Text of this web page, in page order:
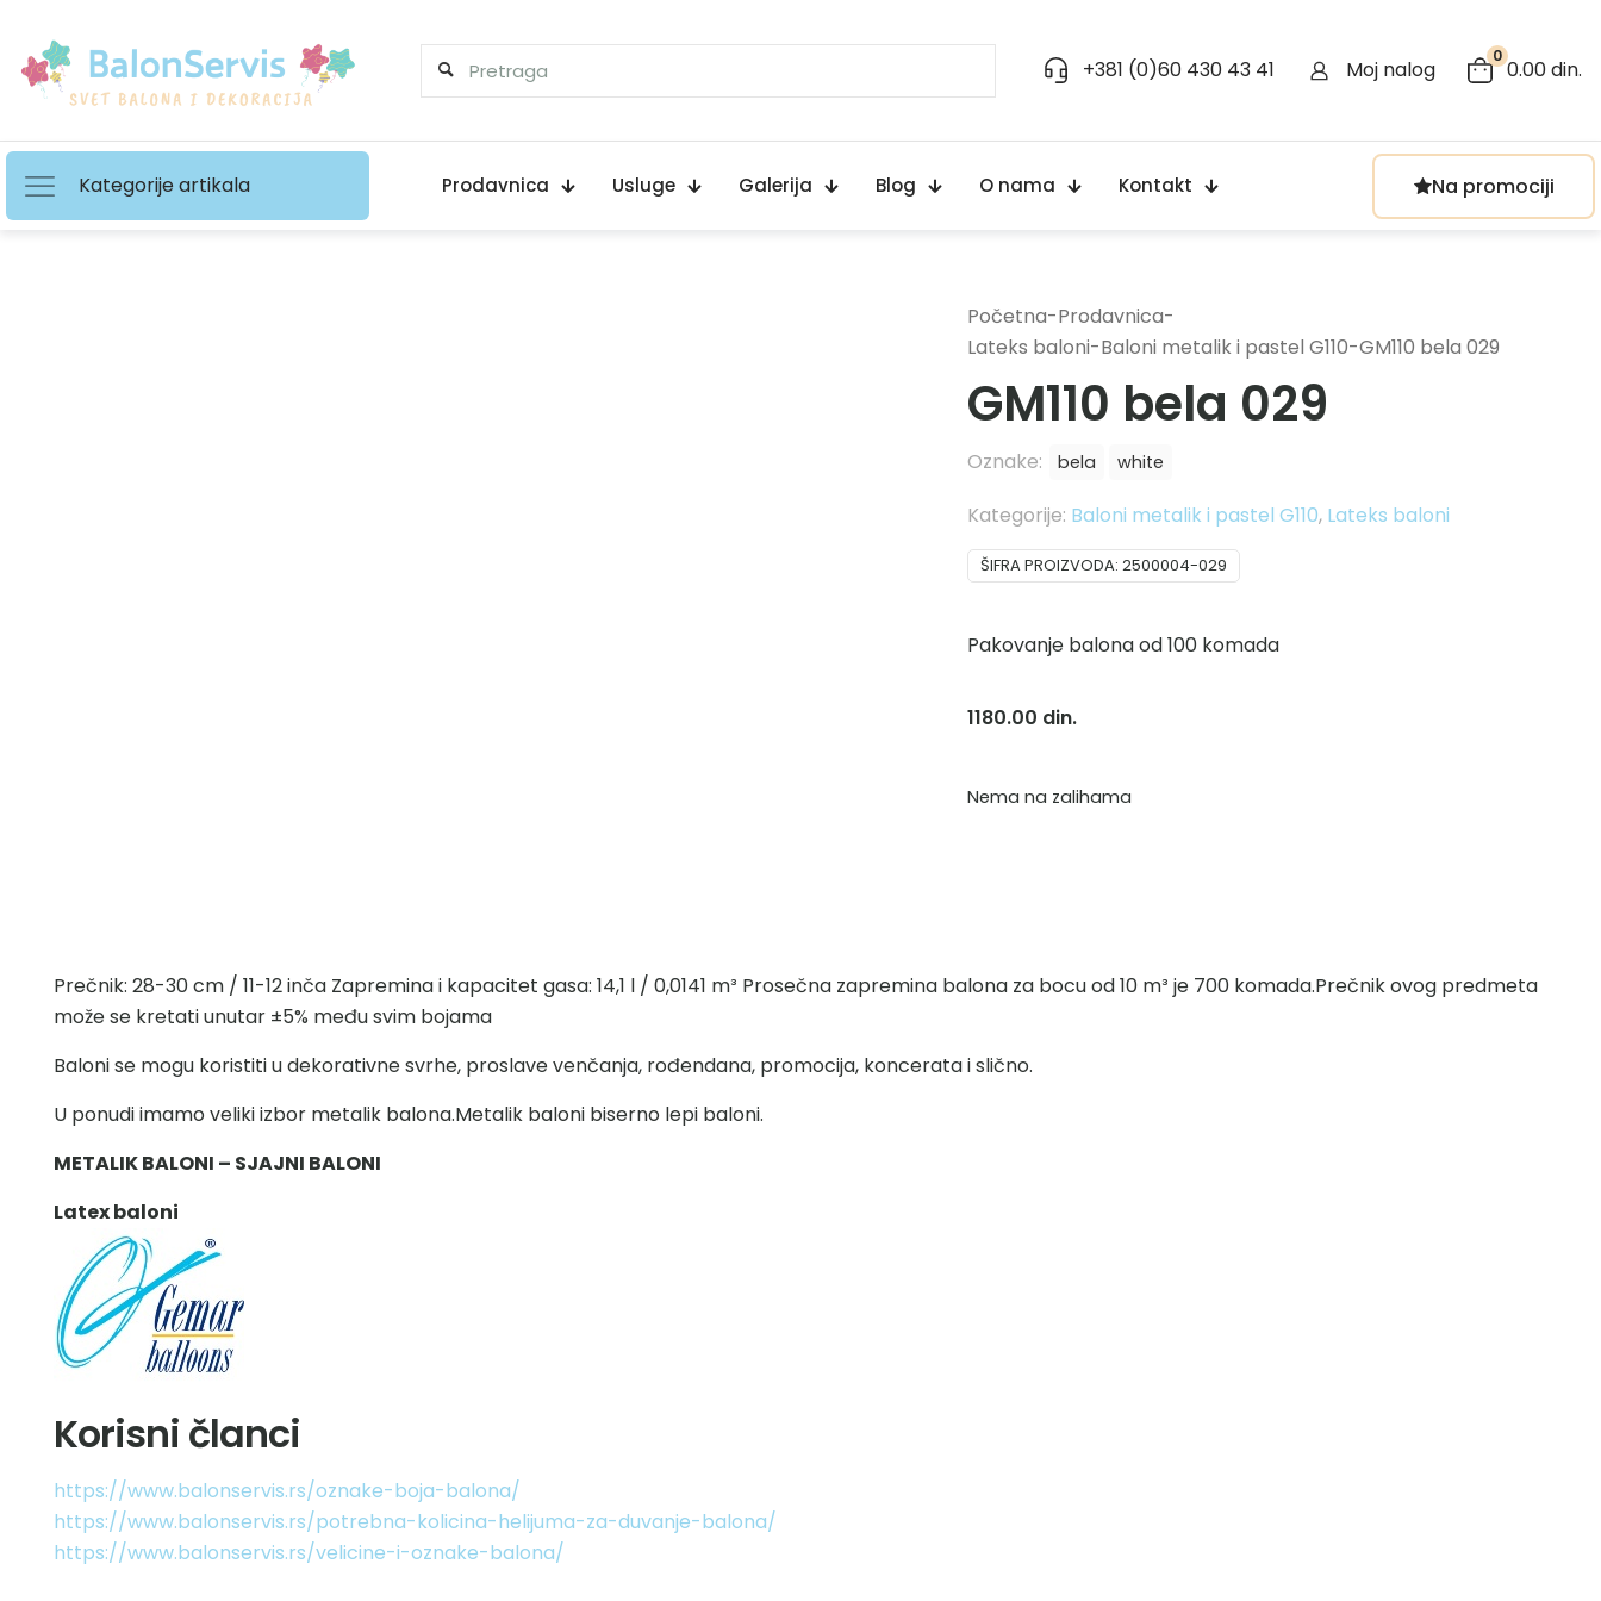
+381 (0)60 430 43 41 Moj nalog
0
0.00 din.
Kategorije artikala Prodavnica Usluge Galerija Blog O nama Kontakt Na promociji
Početna-Prodavnica-
Lateks baloni-Baloni metalik i pastel G110-GM110 bela 029
GM110 bela 029
Oznake: bela white
Kategorije: Baloni metalik i pastel G110, Lateks baloni
ŠIFRA PROIZVODA: 2500004-029
Pakovanje balona od 100 komada
1180.00 din.
Nema na zalihama
Prečnik: 28-30 cm / 11-12 inča Zapremina i kapacitet gasa: 14,1 l / 0,0141 m³ Prosečna zapremina balona za bocu od 10 m³ je 700 komada.Prečnik ovog predmeta
može se kretati unutar ±5% među svim bojama
Baloni se mogu koristiti u dekorativne svrhe, proslave venčanja, rođendana, promocija, koncerata i slično.
U ponudi imamo veliki izbor metalik balona.Metalik baloni biserno lepi baloni.
METALIK BALONI – SJAJNI BALONI
Latex baloni
Korisni članci
https://www.balonservis.rs/oznake-boja-balona/
https://www.balonservis.rs/potrebna-kolicina-helijuma-za-duvanje-balona/
https://www.balonservis.rs/velicine-i-oznake-balona/